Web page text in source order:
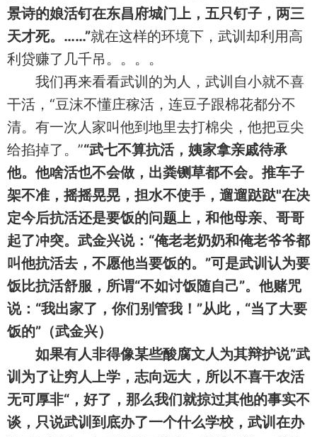
景诗的娘活钉在东昌府城门上，五只钉子，两三
天才死。……”就在这样的环境下，武训却利用高
利贷赚了几千吊。。。。
我们再来看看武训的为人，武训自小就不喜
干活，“豆沫不懂庄稼活，连豆子跟棉花都分不
清。有一次人家叫他到地里去打棉尖，他把豆尖
给掐掉了。”“武七不算抗活，姨家拿亲戚待承
他。他啥活也不会做，出粪铡草都不会。推车子
架不准，摇摇晃晃，担水不使手，遛遛跶跶"在决
定今后抗活还是要饭的问题上，和他母亲、哥哥
起了冲突。武金兴说：“俺老老奶奶和俺老爷爷都
叫他抗活去，不愿他当要饭的。”可是武训认为要
饭比抗活舒服，所谓“不如讨饭随自己”。他赌咒
说：“我出家了，你们别管我！”从此，“当了大要
饭的”（武金兴）
如果有人非得像某些酸腐文人为其辩护说”武
训为了让穷人上学，志向远大，所以不喜干农活
无可厚非“，好了，那么我们就掠过其他的事实不
谈，只说武训到底办了一个什么学校，武训在办